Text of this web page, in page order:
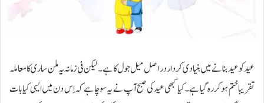
عید کو عید بنانے میں بنیادی کردار در اصل میل جول کا ہے۔ لیکن فی زمانہ یہ ملن ساری کا معاملہ
تقریبا ختم ہو کر رہ گیا ہے۔کیا کبھی عید کی صبح آپ نے یہ سوچا ہے کہ اِس دن میں ایسی کیا بات